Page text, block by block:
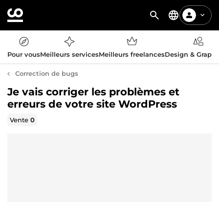
Pour vousMeilleurs servicesMeilleurs freelancesDesign &
Correction de bugs
Je vais corriger les problèmes et
erreurs de votre site WordPress
Vente0